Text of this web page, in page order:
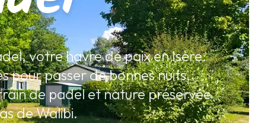
votre havre de paix en Isère.
pour passer de bonnes nuits,
de padel et nature préservée
de Walibi.